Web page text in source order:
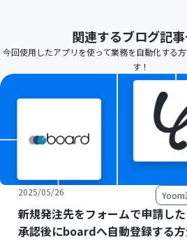
関連するブログ記
今回使用したアプリを使って業務を自動化する
す！
2025/05/26 Yoom
新規発注先をフォームで申請した
承認後にboardへ自動登録する